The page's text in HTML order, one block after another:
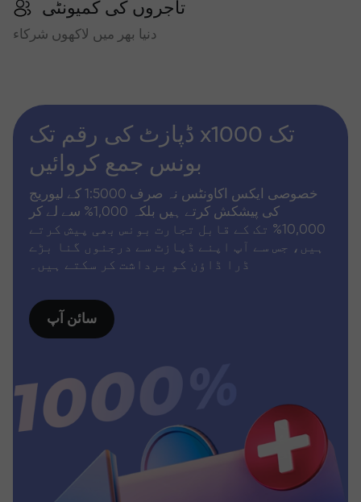
تاجروں کی کمیونٹی
دنیا بھر میں لاکھوں شرکاء
ڈپازٹ کی رقم تک x1000 تک
بونس جمع کروائیں
خصوصی ایکس اکاونٹس نہ صرف 1:5000 کے لیوریج
کی پیشکش کرتے ہیں بلکہ 1,000% سے لے کر
10,000% تک کے قابل تجارت بونس بھی پیش کرتے
ہیں، جس سے آپ اپنے ڈپازٹ سے درجنوں گنا بڑے
ڈرا ڈاؤن کو برداشت کر سکتے ہیں۔
سائن آپ